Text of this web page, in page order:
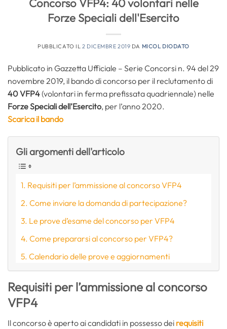
Concorso VFP4: 40 volontari nelle
Forze Speciali dell'Esercito
PUBBLICATO IL 2 DICEMBRE 2019 DA MICOL DIODATO
Pubblicato in Gazzetta Ufficiale – Serie Concorsi n. 94 del 29
novembre 2019, il bando di concorso per il reclutamento di
40 VFP4(volontari in ferma prefissata quadriennale) nelle
Forze Speciali dell’Esercito, per l’anno 2020.
Scarica il bando
Gli argomenti dell'articolo
Requisiti per l’ammissione al concorso VFP4
Come inviare la domanda di partecipazione?
Le prove d’esame del concorso per VFP4
Come prepararsi al concorso per VFP4?
Calendario delle prove e aggiornamenti
Requisiti per l’ammissione al concorso
VFP4
Il concorso è aperto ai candidati in possesso dei requisiti